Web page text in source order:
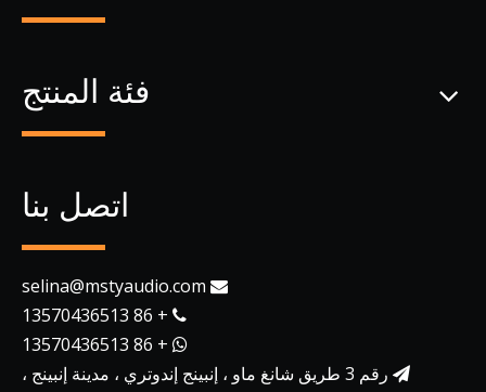
فئة المنتج
اتصل بنا

selina@mstyaudio.com

+ 86 13570436513

+ 86 13570436513

رقم 3 طريق شانغ ماو ، إنبينج إندوتري ، مدينة إنبينج ،